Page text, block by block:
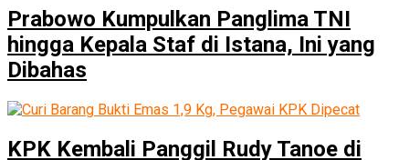
Prabowo Kumpulkan Panglima TNI
hingga Kepala Staf di Istana, Ini yang
Dibahas
KPK Kembali Panggil Rudy Tanoe di